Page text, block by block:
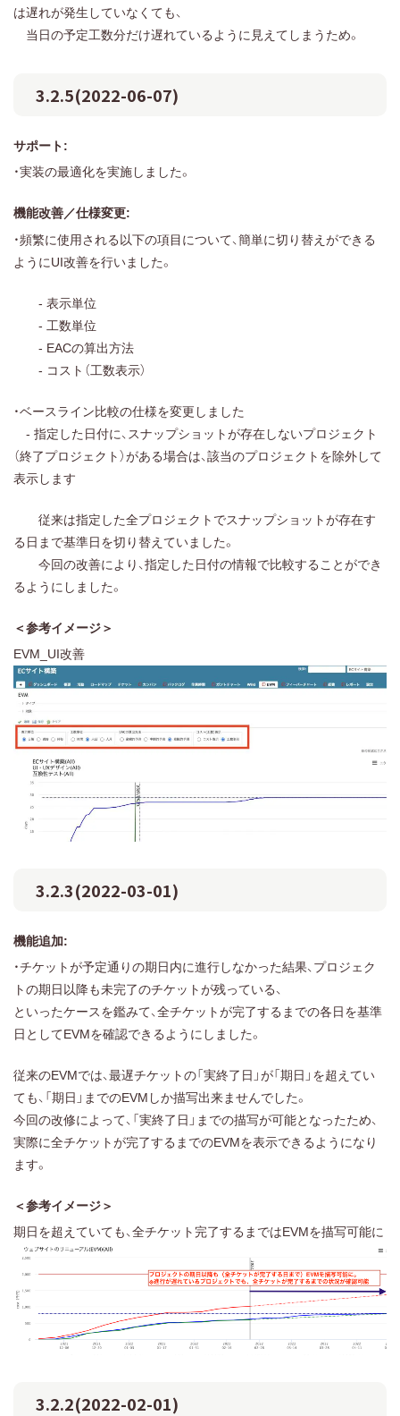
は遅れが発生していなくても、
当日の予定工数分だけ遅れているように見えてしまうため。
3.2.5(2022-06-07)
サポート:
・実装の最適化を実施しました。
機能改善／仕様変更:
・頻繁に使用される以下の項目について、簡単に切り替えができる
ようにUI改善を行いました。
- 表示単位
- 工数単位
- EACの算出方法
- コスト（工数表示）
・ベースライン比較の仕様を変更しました
- 指定した日付に、スナップショットが存在しないプロジェクト
（終了プロジェクト）がある場合は、該当のプロジェクトを除外して
表示します
従来は指定した全プロジェクトでスナップショットが存在す
る日まで基準日を切り替えていました。
今回の改善により、指定した日付の情報で比較することができ
るようにしました。
＜参考イメージ＞
EVM_UI改善
3.2.3(2022-03-01)
機能追加:
・チケットが予定通りの期日内に進行しなかった結果、プロジェク
トの期日以降も未完了のチケットが残っている、
といったケースを鑑みて、全チケットが完了するまでの各日を基準
日としてEVMを確認できるようにしました。
従来のEVMでは、最遅チケットの「実終了日」が「期日」を超えてい
ても、「期日」までのEVMしか描写出来ませんでした。
今回の改修によって、「実終了日」までの描写が可能となったため、
実際に全チケットが完了するまでのEVMを表示できるようになり
ます。
＜参考イメージ＞
期日を超えていても、全チケット完了するまではEVMを描写可能に
3.2.2(2022-02-01)